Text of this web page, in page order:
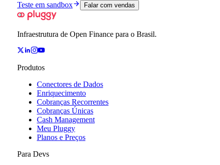
Teste em sandbox Falar com vendas
Infraestrutura de Open Finance para o Brasil.
Produtos
Conectores de Dados
Enriquecimento
Cobranças Recorrentes
Cobranças Únicas
Cash Management
Meu Pluggy
Planos e Preços
Para Devs